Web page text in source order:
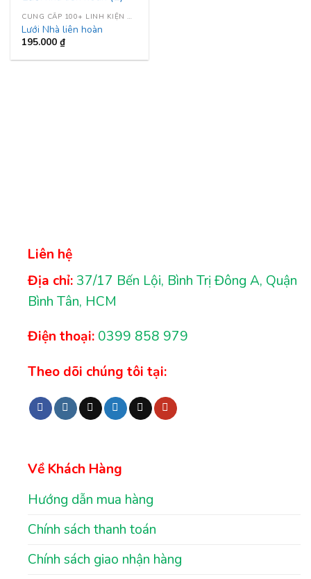
CUNG CẤP 100+ LINH KIỆN NHÀ LIÊN HOÀN
Lưới Nhà liên hoàn
195.000₫
Liên hệ
Địa chỉ: 37/17 Bến Lội, Bình Trị Đông A, Quận
Bình Tân, HCM
Điện thoại: 0399 858 979
Theo dõi chúng tôi tại:
Về Khách Hàng
Hướng dẫn mua hàng
Chính sách thanh toán
Chính sách giao nhận hàng